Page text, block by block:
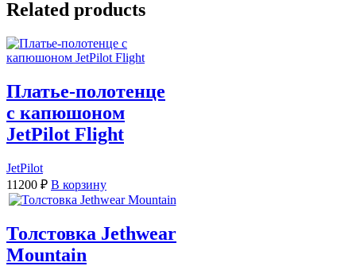
Related products
Платье-полотенце
с капюшоном
JetPilot Flight
JetPilot
11200 ₽ В корзину
Толстовка Jethwear
Mountain